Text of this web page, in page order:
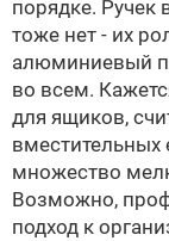
порядке.
тоже нет - их
алюминиевый
во всем.
для ящиков,
вместительных
множество
Возможно,
подход к